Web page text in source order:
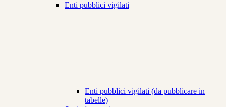
Enti pubblici vigilati
Enti pubblici vigilati (da pubblicare in
tabelle)